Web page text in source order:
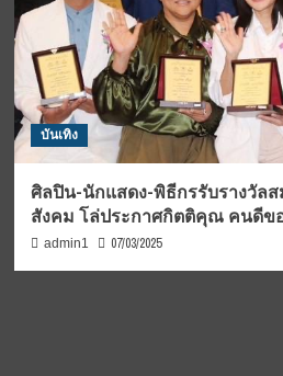
บันเทิง
ศิลปิน-นักแสดง-พิธีกรรับรางวัล
สังคม โล่ประกาศกิตติคุณ คนดีข
admin1 07/03/2025